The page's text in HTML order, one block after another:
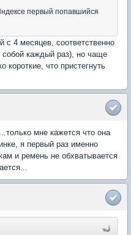
первый попавшийся
с 4 месяцев, соответственно
собой каждый раз), но чаще
короткие, что пристегнуть
мне кажется что она
я первый раз именно
и ремень не обхватывается